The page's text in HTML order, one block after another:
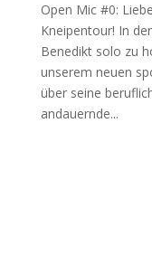
Open Mic #0:
Kneipentour! In
Benedikt solo zu
unserem neuen
über seine
andauernde...